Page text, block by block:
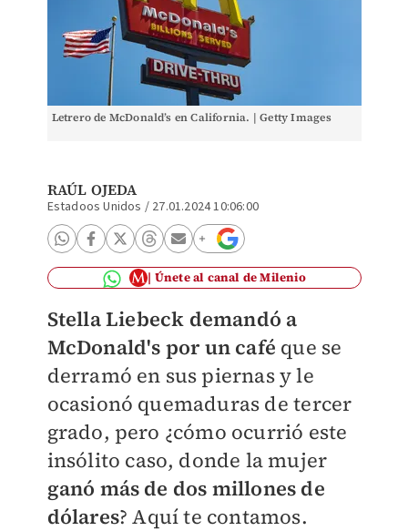
Letrero de McDonald’s en California. | Getty Images
RAÚL OJEDA
Estadoos Unidos / 27.01.2024 10:06:00
Únete al canal de Milenio
Stella Liebeck demandó a
McDonald's porun café que se
derramó en sus piernas y le
ocasionó quemaduras de tercer
grado, pero ¿cómo ocurrió este
insólito caso, donde la mujer
ganó más de dos millones de
dólares? Aquí te contamos.